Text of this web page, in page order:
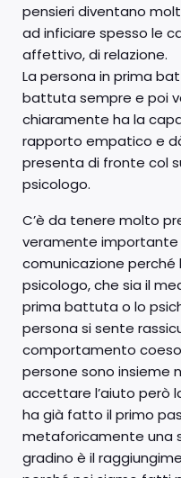
pensieri diventano
ad inficiare spesso le
affettivo, di relazione.
La persona in prima
battuta sempre e poi
chiaramente ha la
rapporto empatico e
presenta di fronte col
psicologo.
C’è da tenere molto
veramente importante
comunicazione perché
psicologo, che sia il
prima battuta o lo
persona si sente
comportamento
persone sono insieme
accettare l’aiuto però
ha già fatto il primo
metaforicamente una
gradino è il